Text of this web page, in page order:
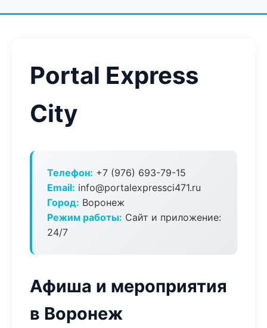
Portal Express
City
Телефон: +7 (976) 693-79-15
Email: info@portalexpressci471.ru
Город: Воронеж
Режим работы: Сайт и приложение:
24/7
Афиша и мероприятия
в Воронеж